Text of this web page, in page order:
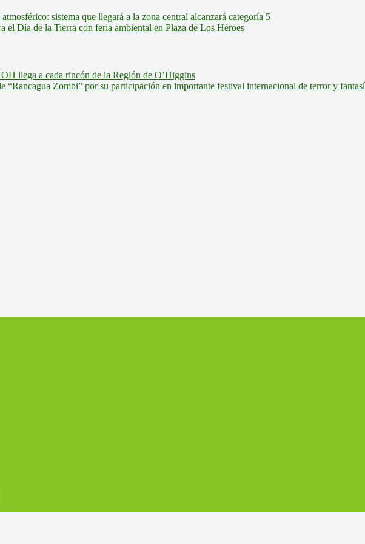
sistema que llegará a la zona central alcanzará categoría 5
el Día de la Tierra con feria ambiental en Plaza de Los Héroes
llega a cada rincón de la Región de O’Higgins
“Rancagua Zombi” por su participación en importante festival internacional de terror y